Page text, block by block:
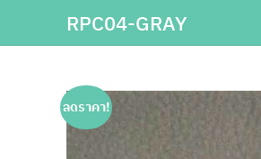
RPC04-GRAY
ลดราคา!